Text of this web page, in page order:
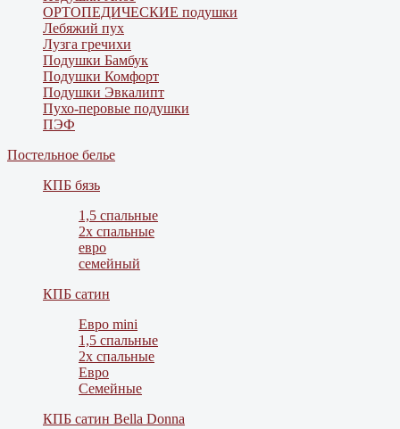
ОРТОПЕДИЧЕСКИЕ подушки
Лебяжий пух
Лузга гречихи
Подушки Бамбук
Подушки Комфорт
Подушки Эвкалипт
Пухо-перовые подушки
ПЭФ
Постельное белье
КПБ бязь
1,5 спальные
2х спальные
евро
семейный
КПБ сатин
Евро mini
1,5 спальные
2х спальные
Евро
Семейные
КПБ сатин Bella Donna